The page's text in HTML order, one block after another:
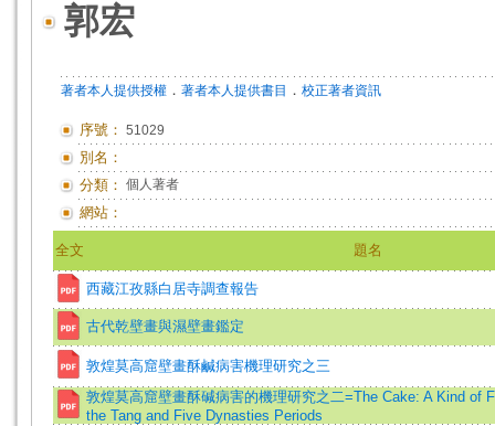
郭宏
著者本人提供授權 ． 著者本人提供書目 ． 校正著者資訊
序號： 51029
別名：
分類： 個人著者
網站：
全文 題名
西藏江孜縣白居寺調查報告
古代乾壁畫與濕壁畫鑑定
敦煌莫高窟壁畫酥鹹病害機理研究之三
敦煌莫高窟壁畫酥碱病害的機理研究之二=The Cake: A Kind of
the Tang and Five Dynasties Periods